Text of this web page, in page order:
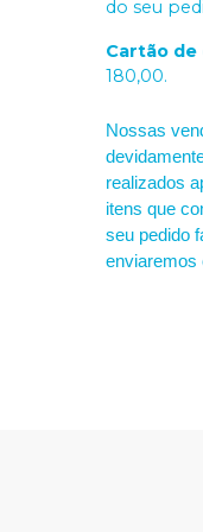
do seu
Cartão
180,00.
Nossas
realizados
itens que
seu pedido
enviaremos